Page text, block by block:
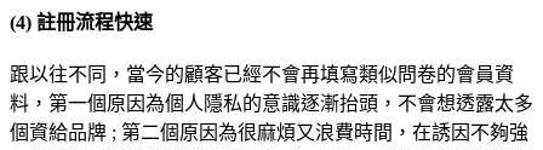
(4) 註冊流程快速
跟以往不同，當今的顧客已經不會再填寫類似問卷的會員資
料，第一個原因為個人隱私的意識逐漸抬頭，不會想透露太多
個資給品牌 ; 第二個原因為很麻煩又浪費時間，在誘因不夠強